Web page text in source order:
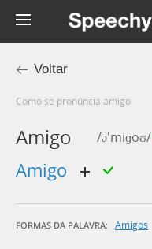
Voltar
Como se pronúncia amigo
Amigo /ə'miɡoʊ/
amigo
FORMAS DA PALAVRA: Amigos